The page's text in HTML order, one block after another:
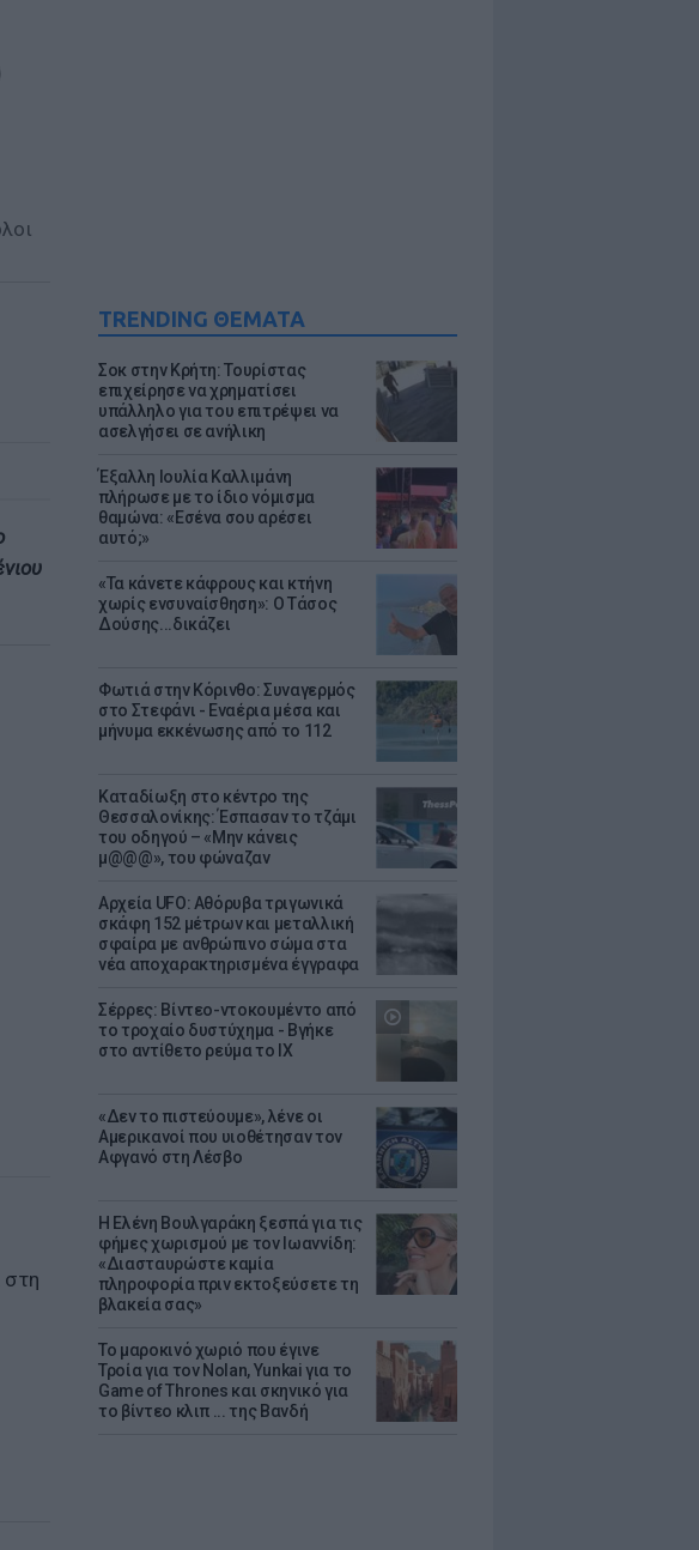
TRENDING ΘΕΜΑΤΑ
Σοκ στην Κρήτη: Τουρίστας
επιχείρησε να χρηματίσει
υπάλληλο για του επιτρέψει να
ασελγήσει σε ανήλικη
Έξαλλη Ιουλία Καλλιμάνη
πλήρωσε με το ίδιο νόμισμα
θαμώνα: «Εσένα σου αρέσει
αυτό;»
«Τα κάνετε κάφρους και κτήνη
χωρίς ενσυναίσθηση»: Ο Τάσος
Δούσης...δικάζει
Φωτιά στην Κόρινθο: Συναγερμός
στο Στεφάνι - Εναέρια μέσα και
μήνυμα εκκένωσης από το 112
Καταδίωξη στο κέντρο της
Θεσσαλονίκης: Έσπασαν το τζάμι
του οδηγού – «Μην κάνεις
μ@@@», του φώναζαν
Αρχεία UFO: Αθόρυβα τριγωνικά
σκάφη 152 μέτρων και μεταλλική
σφαίρα με ανθρώπινο σώμα στα
νέα αποχαρακτηρισμένα έγγραφα
Σέρρες: Βίντεο-ντοκουμέντο από
το τροχαίο δυστύχημα - Βγήκε
στο αντίθετο ρεύμα το ΙΧ
«Δεν το πιστεύουμε», λένε οι
Αμερικανοί που υιοθέτησαν τον
Αφγανό στη Λέσβο
Η Ελένη Βουλγαράκη ξεσπά για τις
φήμες χωρισμού με τον Ιωαννίδη:
«Διασταυρώστε καμία
πληροφορία πριν εκτοξεύσετε τη
βλακεία σας»
Το μαροκινό χωριό που έγινε
Τροία για τον Nolan, Yunkai για το
Game of Thrones και σκηνικό για
το βίντεο κλιπ ... της Βανδή
στη